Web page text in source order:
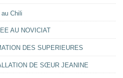
Chili
AU NOVICIAT
DES SUPERIEURES
DE SŒUR JEANINE